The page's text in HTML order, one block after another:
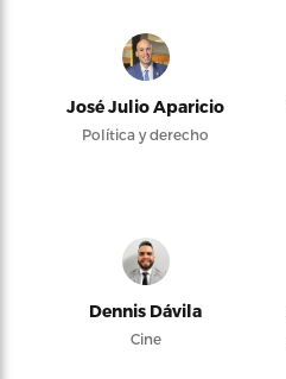
José Julio Aparicio
Política y derecho
Dennis Dávila
Cine